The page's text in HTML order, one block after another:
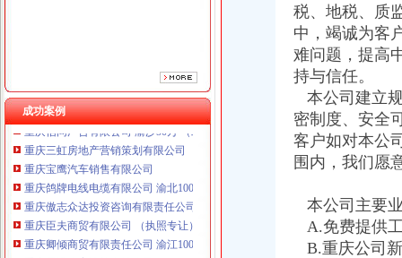
成功案例
重庆海谛升进出口贸易有限公司 渝北100万 （进出口权）
重庆奕欣锦诚商贸有限公司 渝九50万 （工商注册）
重庆信同广告有限公司 渝沙50万 （工商注册）
重庆三虹房地产营销策划有限公司
重庆宝鹰汽车销售有限公司
重庆鸽牌电线电缆有限公司 渝北10010万 (进出口权)
重庆傲志众达投资咨询有限责任公司 渝九1000万 （增资）
重庆臣夫商贸有限公司 （执照专让）
重庆卿倾商贸有限责任公司 渝江100万 （工商注册）
重庆国洪体育设施有限公司
税、地税、质
中，竭诚为客
难问题，提高
持与信任。
本公司建立
密制度、安全
客户如对本公
围内，我们愿
本公司主要
A.免费提供
B.重庆公司